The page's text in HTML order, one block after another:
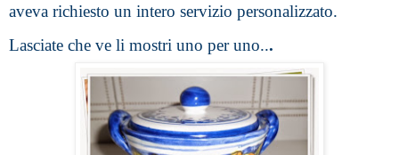
aveva richiesto un intero servizio personalizzato.
Lasciate che ve li mostri uno per uno...